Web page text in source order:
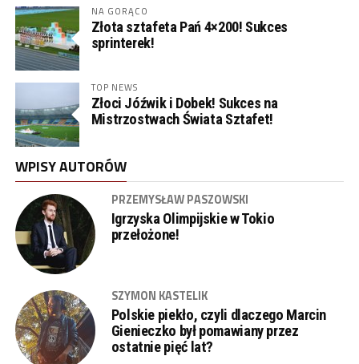
NA GORĄCO
Złota sztafeta Pań 4×200! Sukces
sprinterek!
TOP NEWS
Złoci Jóźwik i Dobek! Sukces na
Mistrzostwach Świata Sztafet!
WPISY AUTORÓW
PRZEMYSŁAW PASZOWSKI
Igrzyska Olimpijskie w Tokio
przełożone!
SZYMON KASTELIK
Polskie piekło, czyli dlaczego Marcin
Gienieczko był pomawiany przez
ostatnie pięć lat?